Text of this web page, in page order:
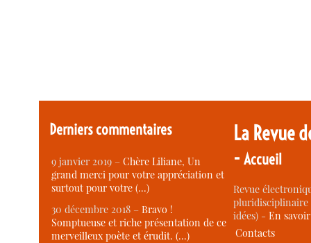
Derniers commentaires
9 janvier 2019 –Chère Liliane, Un
grand merci pour votre appréciation et
surtout pour votre (…)
30 décembre 2018 –Bravo !
Somptueuse et riche présentation de ce
merveilleux poète et érudit. (…)
La Revue
-Accueil
Revue
idées) -En
Contacts